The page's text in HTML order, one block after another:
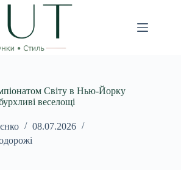
Світу в Нью-Йорку
веселощі
08.07.2026